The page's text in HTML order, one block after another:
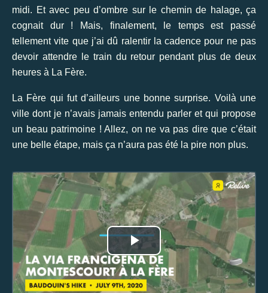
midi. Et avec peu d’ombre sur le chemin de halage, ça
cognait dur ! Mais, finalement, le temps est passé
tellement vite que j’ai dû ralentir la cadence pour ne pas
devoir attendre le train du retour pendant plus de deux
heures à La Fère.
La Fère qui fut d’ailleurs une bonne surprise. Voilà une
ville dont je n’avais jamais entendu parler et qui propose
un beau patrimoine ! Allez, on ne va pas dire que c’était
une belle étape, mais ça n’aura pas été la pire non plus.